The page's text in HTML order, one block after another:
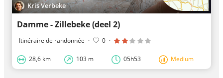
Kris Verbeke
Damme - Zillebeke (deel 2)
Itinéraire de randonnée · 0 ·
28,6 km 103 m 05h53 Medium